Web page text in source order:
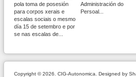
pola toma de posesión
para corpos xerais e
escalas sociais o mesmo
día 15 de setembro e por
se nas escalas de...
Administración do
Persoal...
Copyright © 2026. CIG-Autonomica. Designed by